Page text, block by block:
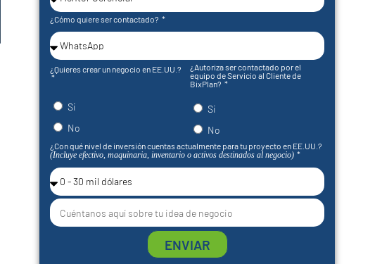
¿Cómo quiere ser contactado?
¿Quieres crear un negocio en EE.UU.?
Si
No
¿Autoriza ser contactado por el
equipo de Servicio al Cliente de
BixPlan?
Si
No
¿Con qué nivel de inversión cuentas actualmente para tu proyecto en EE.UU.?
(Incluye efectivo, maquinaria, inventario o activos destinados al negocio)
ENVIAR